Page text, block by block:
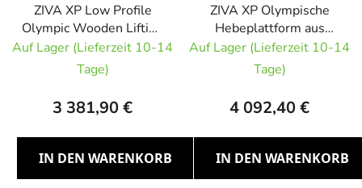
ZIVA XP Low Profile
Olympic Wooden Lifting
Platform 50 mm
konische olympische
Gewichtheberplattform
Auf Lager (Lieferzeit 10-14
Tage)
3 381,90 €
IN DEN WARENKORB
ZIVA XP Olympische
Hebeplattform aus
Holz, 50 mm,
Olympische
Gewichtheberplattform
Auf Lager (Lieferzeit 10-14
Tage)
4 092,40 €
IN DEN WARENKORB